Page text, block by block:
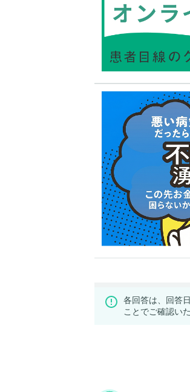
各回答は、回答
ことでご確認い